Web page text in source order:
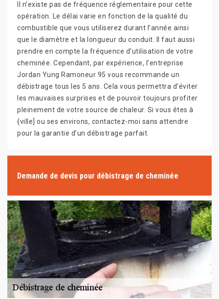
Il n’existe pas de fréquence réglementaire pour cette
opération. Le délai varie en fonction de la qualité du
combustible que vous utiliserez durant l’année ainsi
que le diamètre et la longueur du conduit. Il faut aussi
prendre en compte la fréquence d’utilisation de votre
cheminée. Cependant, par expérience, l’entreprise
Jordan Yung Ramoneur 95 vous recommande un
débistrage tous les 5 ans. Cela vous permettra d’éviter
les mauvaises surprises et de pouvoir toujours profiter
pleinement de votre source de chaleur. Si vous êtes à
{ville] ou ses environs, contactez-moi sans attendre
pour la garantie d’un débistrage parfait.
Demande de devis pour débistrage de cheminée